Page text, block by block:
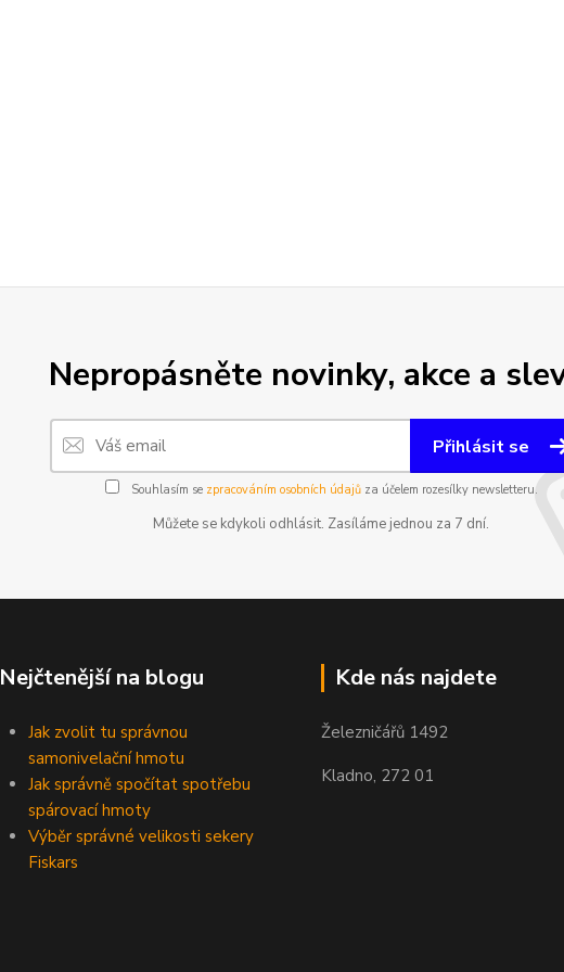
Nepropásněte novinky, akce a
Přihlásit se
Souhlasím se zpracováním osobních údajůza účelem rozesílky newsletteru.
Můžete se kdykoli odhlásit. Zasíláme jednou za 7 dní.
Nejčtenější na blogu
Jak zvolit tu správnou
samonivelační hmotu
Jak správně spočítat spotřebu
spárovací hmoty
Výběr správné velikosti sekery
Fiskars
Kde nás najdete
Železničářů 1492
Kladno, 272 01